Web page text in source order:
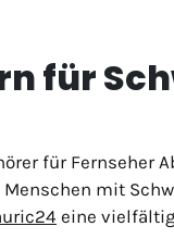
für
für Fernseher
mit
eine